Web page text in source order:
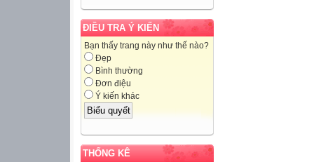
ĐIỀU TRA Ý KIẾN
Bạn thấy trang này như thế nào?
Đẹp
Bình thường
Đơn điệu
Ý kiến khác
THỐNG KÊ